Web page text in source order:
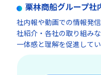
栗林商船グループ社
社内報や動画での情報発
社紹介・各社の取り組み
一体感と理解を促進してい